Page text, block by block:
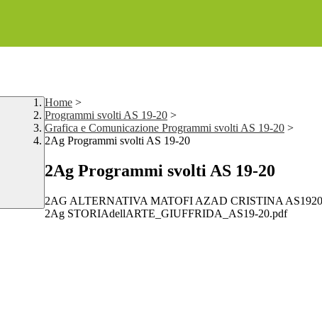
Home >
Programmi svolti AS 19-20 >
Grafica e Comunicazione Programmi svolti AS 19-20 >
2Ag Programmi svolti AS 19-20
2Ag Programmi svolti AS 19-20
2AG ALTERNATIVA MATOFI AZAD CRISTINA
2Ag STORIAdellARTE_GIUFFRIDA_AS19-20.pdf